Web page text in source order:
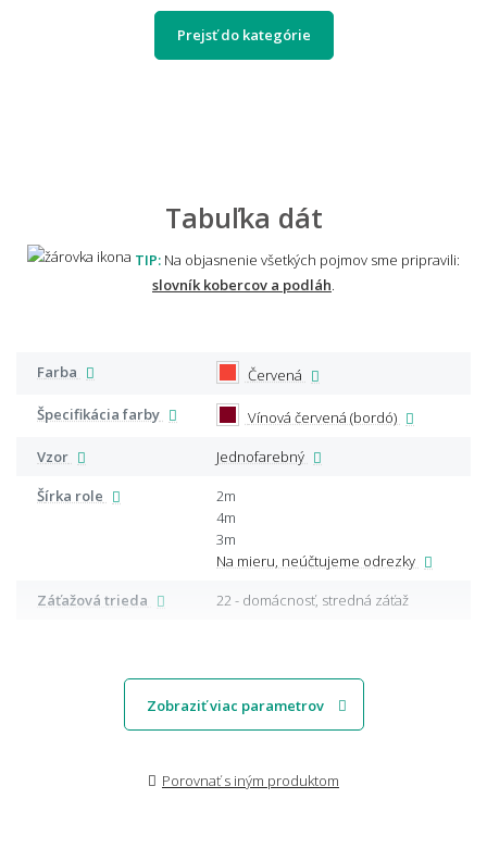
Prejsť do kategórie
Tabuľka dát
TIP: Na objasnenie všetkých pojmov sme pripravili:
slovník kobercov a podláh
Farba
Červená
Špecifikácia farby
Vínová červená (bordó)
Vzor
Jednofarebný
Šírka role
2m
4m
3m
Na mieru, neúčtujeme odrezky
Záťažová trieda
22 - domácnosť, stredná záťaž
Zobraziť viac parametrov
Porovnať s iným produktom